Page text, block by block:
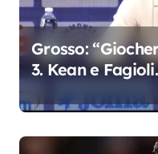
Grosso:
3. Kean e Fagioli
colpo”